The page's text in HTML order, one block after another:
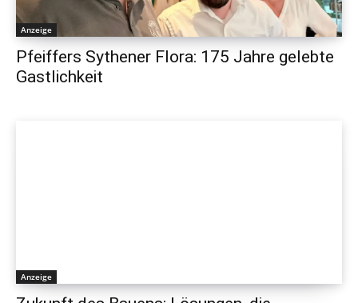
Anzeige
Pfeiffers Sythener Flora: 175 Jahre gelebte
Gastlichkeit
Anzeige